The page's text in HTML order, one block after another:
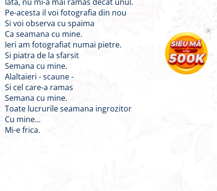
Pe-acesta il voi fotografia din nou
Si voi observa cu spaima
Ca seamana cu mine.
Ieri am fotografiat numai pietre.
Si piatra de la sfarsit
Semana cu mine.
Alaltaieri - scaune -
Si cel care-a ramas
Semana cu mine.
Toate lucrurile seamana ingrozitor
Cu mine...
Mi-e frica.